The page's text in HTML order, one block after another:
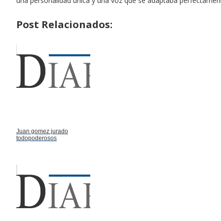
Post Relacionados:
Juan gomez jurado
todopoderosos